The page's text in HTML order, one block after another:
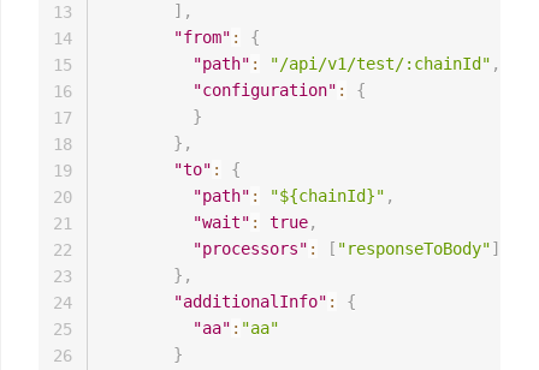
] ,
"from" :
{
"path" : "/api/v1/test/:chainId" ,
"configuration" :
{
}
} ,
"to" :
{
"path" : "${chainId}" ,
"wait" : true,
"processors" : [ "responseToBody"]
} ,
"additionalInfo" :
{
"aa" : "aa"
}
13
14
15
16
17
18
19
20
21
22
23
24
25
26